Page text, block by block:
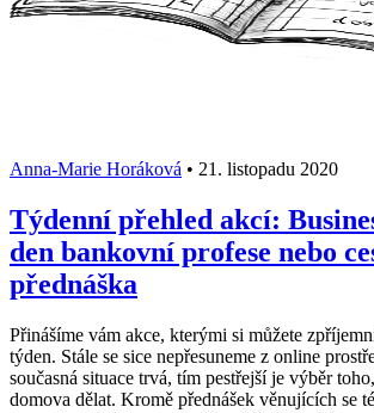
Anna-Marie Horáková • 21. listopadu 2020
Týdenní přehled akcí:
den bankovní profese nebo
přednáška
Přinášíme vám akce, kterými si můžete
týden. Stále se sice nepřesuneme z online
současná situace trvá, tím pestřejší je výběr
domova dělat. Kromě přednášek věnujících se